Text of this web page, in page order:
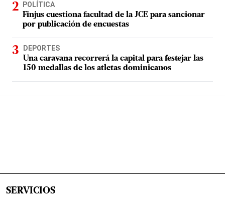
POLÍTICA
Finjus cuestiona facultad de la JCE para sancionar
por publicación de encuestas
DEPORTES
Una caravana recorrerá la capital para festejar las
150 medallas de los atletas dominicanos
SERVICIOS